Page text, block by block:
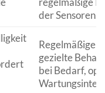
der Sensoren.
Regelmäßige
gezielte
bei Bedarf,